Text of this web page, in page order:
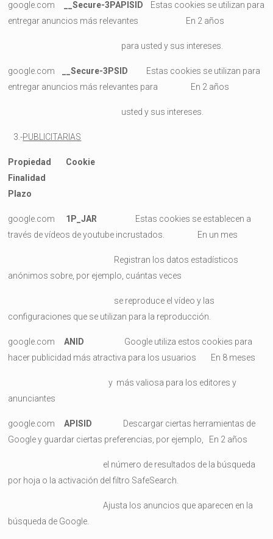
google.com __Secure-3PAPISID Estas cookies se utilizan para
entregar anuncios más relevantes En 2 años
para usted y sus intereses.
google.com __Secure-3PSID Estas cookies se utilizan para
entregar anuncios más relevantes para En 2 años
usted y sus intereses.
3.-PUBLICITARIAS
Propiedad Cookie
Finalidad
Plazo
google.com 1P_JAR Estas cookies se establecen a
través de vídeos de youtube incrustados. En un mes
Registran los datos estadísticos
anónimos sobre, por ejemplo, cuántas veces
se reproduce el vídeo y las
configuraciones que se utilizan para la reproducción.
google.comANID Google utiliza estos cookies para
hacer publicidad más atractiva para los usuarios En 8 meses
y más valiosa para los editores y
anunciantes
google.comAPISID Descargar ciertas herramientas de
Google y guardar ciertas preferencias, por ejemplo, En 2 años
el número de resultados de la búsqueda
por hoja o la activación del filtro SafeSearch.
Ajusta los anuncios que aparecen en la
búsqueda de Google.